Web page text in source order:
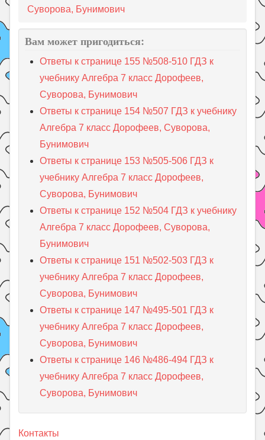
Суворова, Бунимович
Вам может пригодиться:
Ответы к странице 155 №508-510 ГДЗ к
учебнику Алгебра 7 класс Дорофеев,
Суворова, Бунимович
Ответы к странице 154 №507 ГДЗ к учебнику
Алгебра 7 класс Дорофеев, Суворова,
Бунимович
Ответы к странице 153 №505-506 ГДЗ к
учебнику Алгебра 7 класс Дорофеев,
Суворова, Бунимович
Ответы к странице 152 №504 ГДЗ к учебнику
Алгебра 7 класс Дорофеев, Суворова,
Бунимович
Ответы к странице 151 №502-503 ГДЗ к
учебнику Алгебра 7 класс Дорофеев,
Суворова, Бунимович
Ответы к странице 147 №495-501 ГДЗ к
учебнику Алгебра 7 класс Дорофеев,
Суворова, Бунимович
Ответы к странице 146 №486-494 ГДЗ к
учебнику Алгебра 7 класс Дорофеев,
Суворова, Бунимович
Контакты